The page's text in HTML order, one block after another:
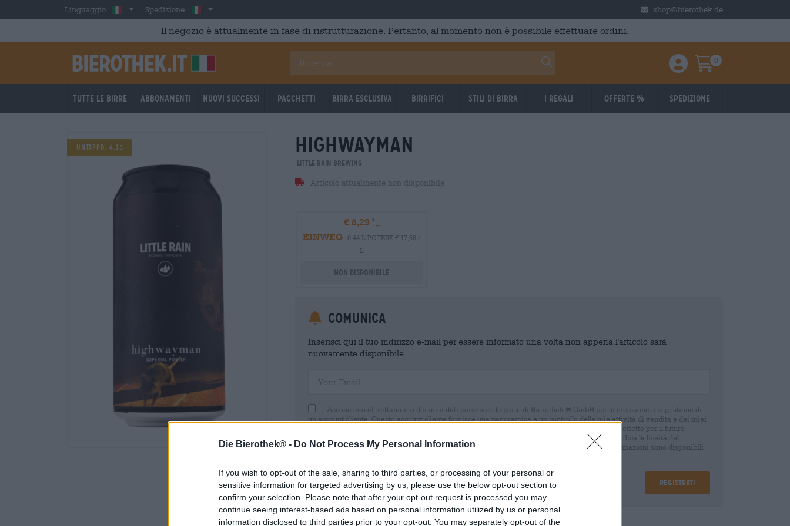
Die Bierothek® - Do Not Process My Personal Information
If you wish to opt-out of the sale, sharing to third parties, or processing of your personal or
sensitive information for targeted advertising by us, please use the below opt-out section to
confirm your selection. Please note that after your opt-out request is processed you may
continue seeing interest-based ads based on personal information utilized by us or personal
information disclosed to third parties prior to your opt-out. You may separately opt-out of the
Skip to main contentLinguaggio: ItalianSpedizione: Italia shop@bierothek.de
Il negozio è attualmente in fase di ristrutturazione. Pertanto, al momento non è possibile effettuare ordini.
Einloggen / Anmelden
Warenkorb
0
Tutte le birre Abbonamenti Nuovi successi Pacchetti Birra Esclusiva Birrifici Stili di birra I regali Offerte % Spedizione
Untappd: 4,15 Untappd: 4,15
highwayman
Little Rain Brewing
Articolo attualmente non disponibile
€ 8,29
EINWEG
0,44 L POTERE € 17,68 /
L
Non disponibile
Comunica
Inserisci qui il tuo indirizzo e-mail per essere informato una volta non appena l'articolo sarà
nuovamente disponibile.
Acconsento al trattamento dei miei dati personali da parte di Bierothek ® GmbH per la creazione e la gestione di
un account cliente. Questo account cliente fornisce una panoramica e un controllo delle mie attività di vendita e dei miei
dati personali. Sono consapevole di poter revocare questo consenso in qualsiasi momento con effetto per il futuro
inviando un'e-mail a shop@bierothek.de. La informiamo che la revoca del consenso non pregiudica la liceità del
trattamento effettuato sulla base del suo consenso fino al momento della revoca. Ulteriori informazioni sono disponibili
Registrati
* I prezzi sono comprensivi di IVA. PiùNavigazionepiùDepositare € 0,25